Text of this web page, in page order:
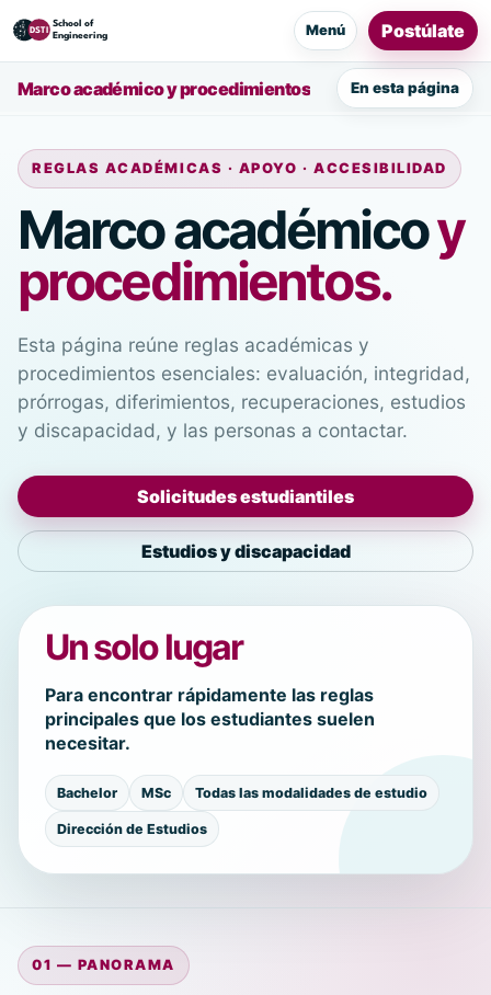
Menú Postúlate
Marco académico y procedimientos En esta página
REGLAS ACADÉMICAS · APOYO · ACCESIBILIDAD
Marco académicoy
procedimientos.
Esta página reúne reglas académicas y
procedimientos esenciales: evaluación, integridad,
prórrogas, diferimientos, recuperaciones, estudios
y discapacidad, y las personas a contactar.
Solicitudes estudiantiles
Estudios y discapacidad
Un solo lugar
Para encontrar rápidamente las reglas
principales que los estudiantes suelen
necesitar.
Bachelor MSc Todas las modalidades de estudio
Dirección de Estudios
01 — PANORAMA